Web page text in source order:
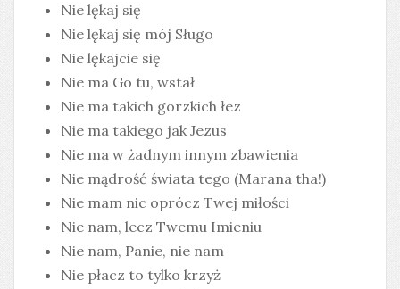
Nie lękaj się
Nie lękaj się mój Sługo
Nie lękajcie się
Nie ma Go tu, wstał
Nie ma takich gorzkich łez
Nie ma takiego jak Jezus
Nie ma w żadnym innym zbawienia
Nie mądrość świata tego (Marana tha!)
Nie mam nic oprócz Twej miłości
Nie nam, lecz Twemu Imieniu
Nie nam, Panie, nie nam
Nie płacz to tylko krzyż